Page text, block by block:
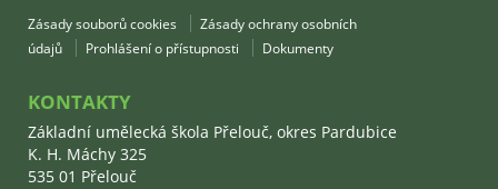
Zásady souborů cookies
Zásady ochrany osobních
údajů
Prohlášení o přístupnosti Dokumenty
KONTAKTY
Základní umělecká škola Přelouč, okres Pardubice
K. H. Máchy 325
535 01 Přelouč